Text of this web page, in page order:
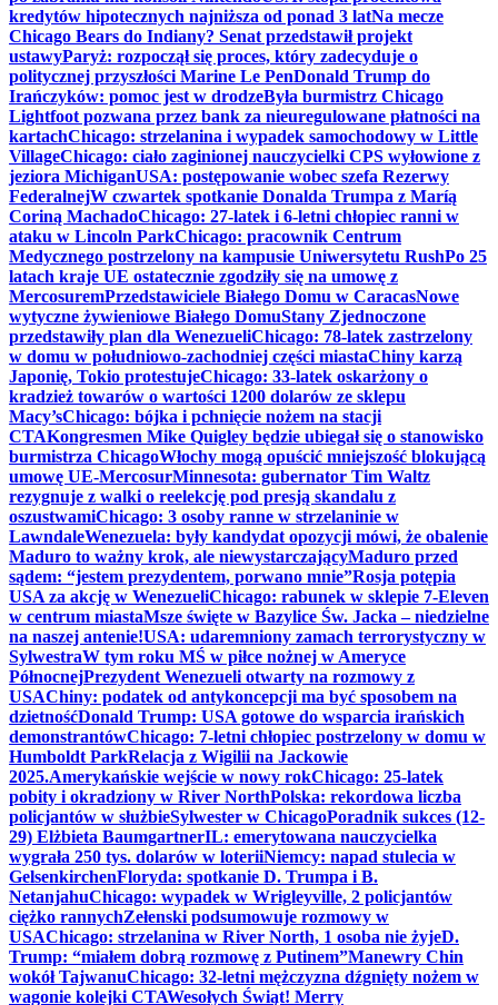
kredytów hipotecznych najniższa od ponad 3 latNa mecze
Chicago Bears do Indiany? Senat przedstawił projekt
ustawyParyż: rozpoczął się proces, który zadecyduje o
politycznej przyszłości Marine Le PenDonald Trump do
Irańczyków: pomoc jest w drodzeByła burmistrz Chicago
Lightfoot pozwana przez bank za nieuregulowane płatności na
kartachChicago: strzelanina i wypadek samochodowy w Little
VillageChicago: ciało zaginionej nauczycielki CPS wyłowione z
jeziora MichiganUSA: postępowanie wobec szefa Rezerwy
FederalnejW czwartek spotkanie Donalda Trumpa z Maríą
Coriną MachadoChicago: 27-latek i 6-letni chłopiec ranni w
ataku w Lincoln ParkChicago: pracownik Centrum
Medycznego postrzelony na kampusie Uniwersytetu RushPo 25
latach kraje UE ostatecznie zgodziły się na umowę z
MercosuremPrzedstawiciele Białego Domu w CaracasNowe
wytyczne żywieniowe Białego DomuStany Zjednoczone
przedstawiły plan dla WenezueliChicago: 78-latek zastrzelony
w domu w południowo-zachodniej części miastaChiny karzą
Japonię, Tokio protestujeChicago: 33-latek oskarżony o
kradzież towarów o wartości 1200 dolarów ze sklepu
Macy’sChicago: bójka i pchnięcie nożem na stacji
CTAKongresmen Mike Quigley będzie ubiegał się o stanowisko
burmistrza ChicagoWłochy mogą opuścić mniejszość blokującą
umowę UE-MercosurMinnesota: gubernator Tim Waltz
rezygnuje z walki o reelekcję pod presją skandalu z
oszustwamiChicago: 3 osoby ranne w strzelaninie w
LawndaleWenezuela: były kandydat opozycji mówi, że obalenie
Maduro to ważny krok, ale niewystarczającyMaduro przed
sądem: “jestem prezydentem, porwano mnie”Rosja potępia
USA za akcję w WenezueliChicago: rabunek w sklepie 7-Eleven
w centrum miastaMsze święte w Bazylice Św. Jacka – niedzielne
na naszej antenie!USA: udaremniony zamach terrorystyczny w
SylwestraW tym roku MŚ w piłce nożnej w Ameryce
PółnocnejPrezydent Wenezueli otwarty na rozmowy z
USAChiny: podatek od antykoncepcji ma być sposobem na
dzietnośćDonald Trump: USA gotowe do wsparcia irańskich
demonstrantówChicago: 7-letni chłopiec postrzelony w domu w
Humboldt ParkRelacja z Wigilii na Jackowie
2025.Amerykańskie wejście w nowy rokChicago: 25-latek
pobity i okradziony w River NorthPolska: rekordowa liczba
policjantów w służbieSylwester w ChicagoPoradnik sukces (12-
29) Elżbieta BaumgartnerIL: emerytowana nauczycielka
wygrała 250 tys. dolarów w loteriiNiemcy: napad stulecia w
GelsenkirchenFloryda: spotkanie D. Trumpa i B.
NetanjahuChicago: wypadek w Wrigleyville, 2 policjantów
ciężko rannychZełenski podsumowuje rozmowy w
USAChicago: strzelanina w River North, 1 osoba nie żyjeD.
Trump: “miałem dobrą rozmowę z Putinem”Manewry Chin
wokół TajwanuChicago: 32-letni mężczyzna dźgnięty nożem w
wagonie kolejki CTAWesołych Świąt! Merry